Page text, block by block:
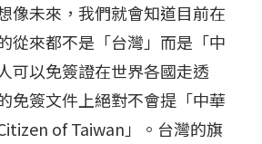
像未來，我們就會知道目前在
從來都不是「台灣」而是「中
可以免簽證在世界各國走透
免簽文件上絕對不會提「中華
of Taiwan」。台灣的旗